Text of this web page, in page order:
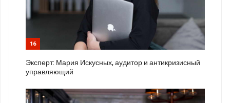
16
Эксперт: Мария Искусных, аудитор и антикризисный
управляющий